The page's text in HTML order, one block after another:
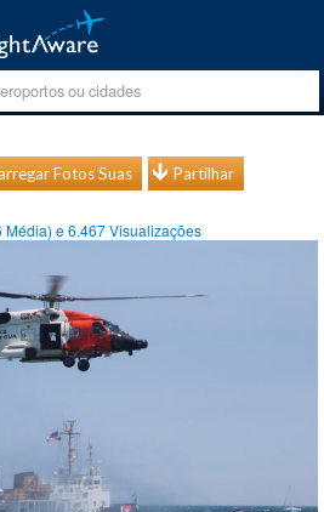
Fotos Suas Partilhar
Média) e6.467Visualizações